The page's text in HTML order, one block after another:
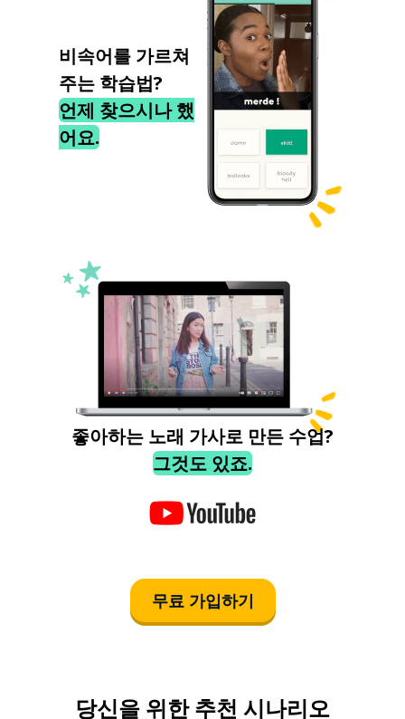
비속어를 가르쳐
주는 학습법?
언제 찾으시나 했
어요.
좋아하는 노래 가사로 만든 수업?
그것도 있죠.
무료 가입하기
당신을 위한 추천 시나리오